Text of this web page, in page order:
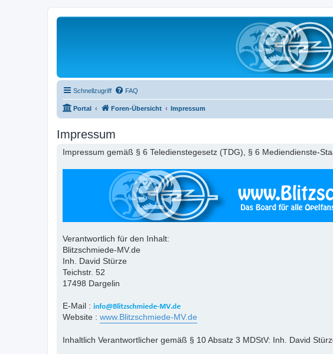
Schnellzugriff FAQ
Portal Foren-Übersicht Impressum
Impressum
Impressum gemäß § 6 Teledienstegesetz (TDG), § 6 Mediendienste-
Verantwortlich für den Inhalt:
Blitzschmiede-MV.de
Inh. David Stürze
Teichstr. 52
17498 Dargelin
E-Mail :
Website : www.Blitzschmiede-MV.de
Inhaltlich Verantwortlicher gemäß § 10 Absatz 3 MDStV: Inh. David